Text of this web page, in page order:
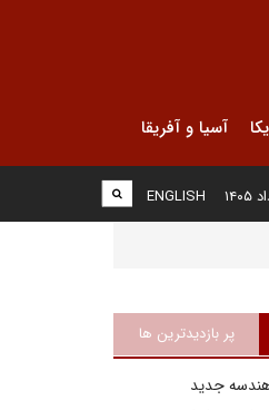
آسیا و آفریقا
ENGLISH
پر بازدیدترین ها
جدید